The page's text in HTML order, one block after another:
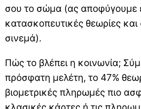
σου το σώμα (ας αποφύγουμε
κατασκοπευτικές θεωρίες και
σινεμά).
Πώς το βλέπει η κοινωνία;
πρόσφατη μελέτη, το 47%
βιομετρικές πληρωμές πιο